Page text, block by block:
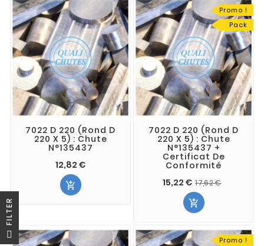
7022 D 220 (Rond D
220 X 5) : Chute
N°135437
12,82 €

Promo !
Pack
7022 D 220 (Rond D
220 X 5) : Chute
N°135437 +
Certificat De
Conformité
15,22 € 17,62 €

Promo !
R